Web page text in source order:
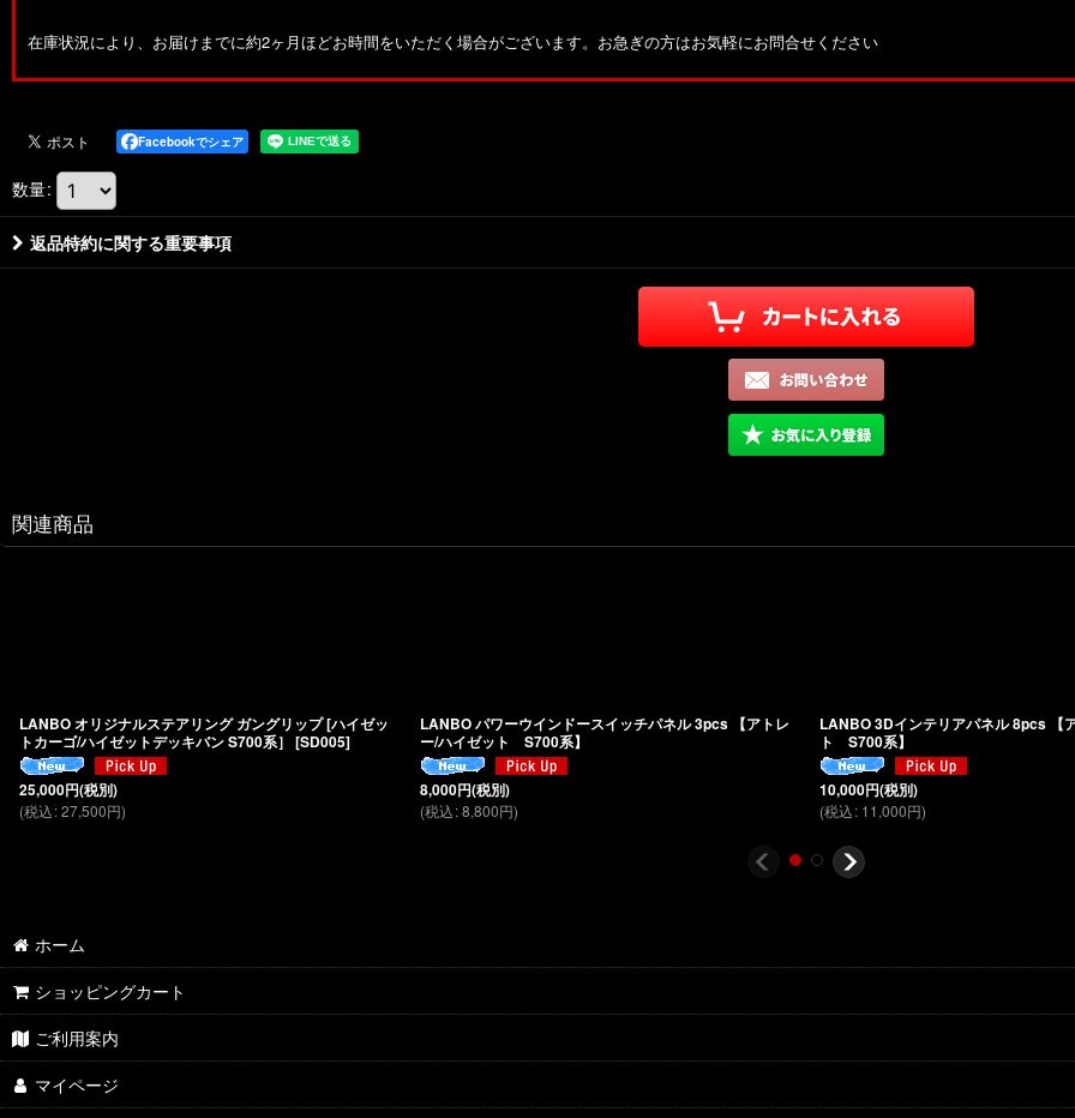
在庫状況により、お届けまでに約2ヶ月ほどお時間をいただく場合がございます。お急ぎの方はお気軽にお問合せください
Facebookでシェア
数量:
返品特約に関する重要事項
関連商品
LANBO オリジナルステアリング ガングリップ [ハイゼッ
トカーゴ/ハイゼットデッキバン S700系］ [SD005]
25,000円(税別)
(税込:27,500円)
LANBO パワーウインドースイッチパネル 3pcs 【アトレ
ー/ハイゼット S700系】
8,000円(税別)
(税込: 8,800円)
LANBO 3Dインテリアパネル 8pcs 【
ト S700系】
10,000円(税別)
(税込: 11,000円)
ホーム
ショッピングカート
ご利用案内
マイページ